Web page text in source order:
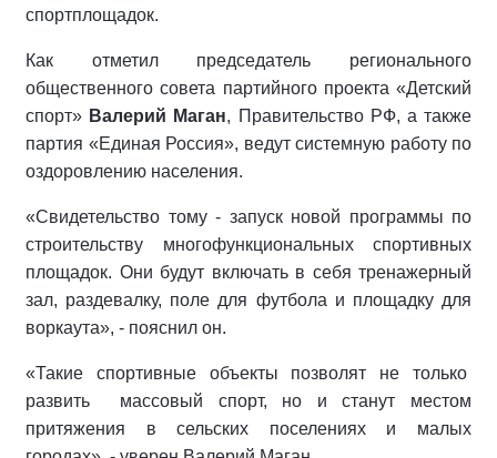
спортплощадок.
Как отметил председатель регионального
общественного совета партийного проекта «Детский
спорт» Валерий Маган, Правительство РФ, а также
партия «Единая Россия», ведут системную работу по
оздоровлению населения.
«Свидетельство тому - запуск новой программы по
строительству многофункциональных спортивных
площадок. Они будут включать в себя тренажерный
зал, раздевалку, поле для футбола и площадку для
воркаута», - пояснил он.
«Такие спортивные объекты позволят не только
развить массовый спорт, но и станут местом
притяжения в сельских поселениях и малых